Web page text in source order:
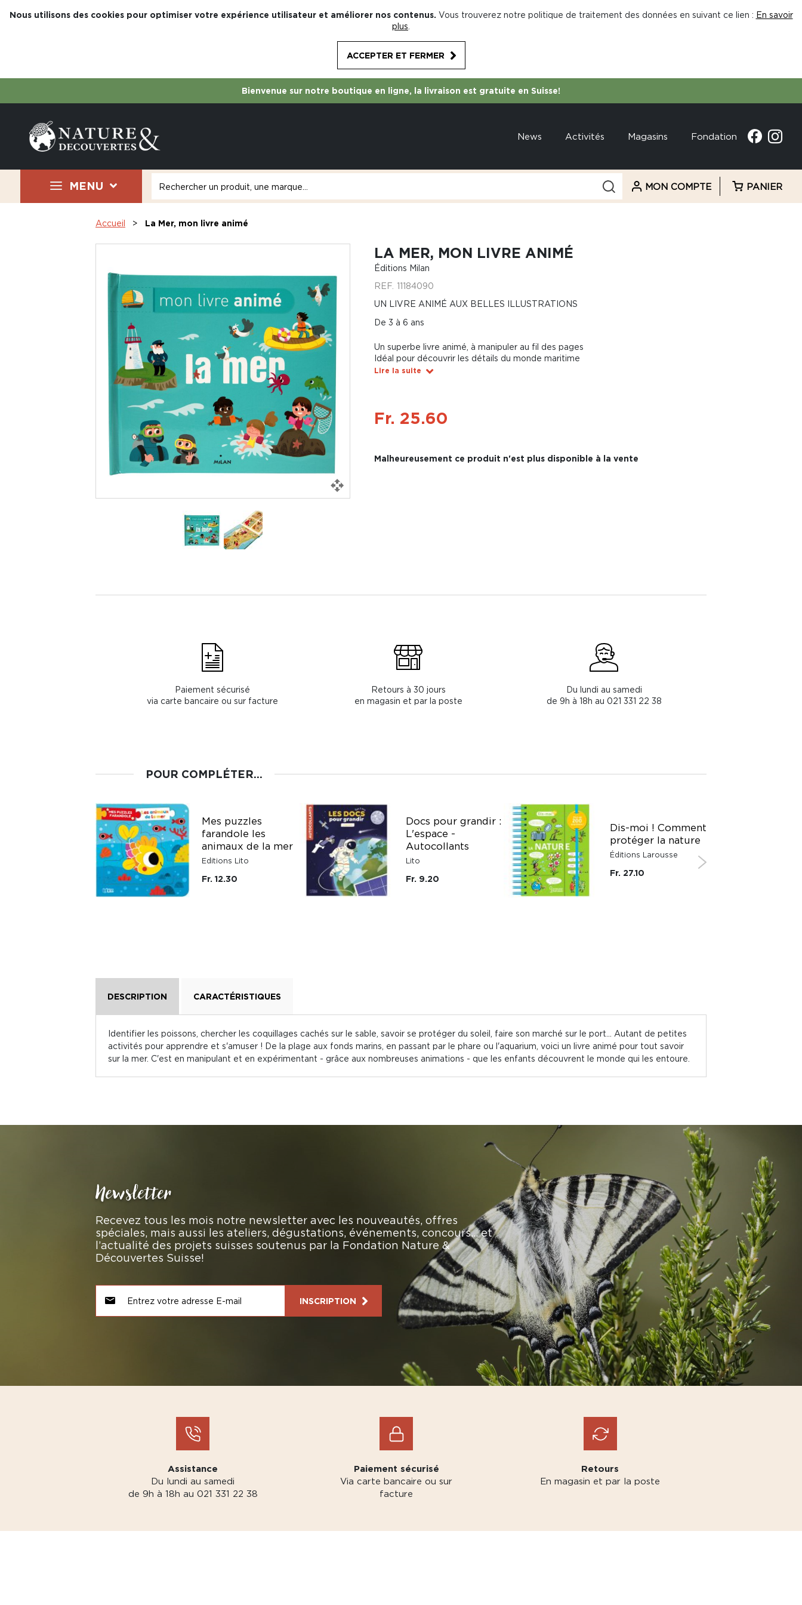
Nous utilisons des cookies pour optimiser votre expérience utilisateur et améliorer nos contenus. Vous trouverez notre politique de traitement des données en suivant ce lien : En savoir
plus
ACCEPTER ET FERMER
Bienvenue sur notre boutique en ligne, la livraison est gratuite en Suisse!
News Activités Magasins Fondation
MENU MON COMPTE PANIER
Accueil La Mer, mon livre animé
LA MER, MON LIVRE ANIMÉ
Éditions Milan
REF. 11184090
UN LIVRE ANIMÉ AUX BELLES ILLUSTRATIONS
De 3 à 6 ans
Un superbe livre animé, à manipuler au fil des pages
Idéal pour découvrir les détails du monde maritime
Lire la suite
Fr. 25.60
Malheureusement ce produit n'est plus disponible à la vente
Paiement sécurisé
via carte bancaire ou sur facture
Retours à 30 jours
en magasin et par la poste
Du lundi au samedi
de 9h à 18h au 021 331 22 38
POUR COMPLÉTER...
Mes puzzles
farandole les
animaux de la mer
Editions Lito
Fr. 12.30
Docs pour grandir :
L'espace -
Autocollants
Lito
Fr. 9.20
Dis-moi ! Comment
protéger la nature
Éditions Larousse
Fr. 27.10
DESCRIPTION CARACTÉRISTIQUES
Identifier les poissons, chercher les coquillages cachés sur le sable, savoir se protéger du soleil, faire son marché sur le port... Autant de petites
activités pour apprendre et s'amuser ! De la plage aux fonds marins, en passant par le phare ou l'aquarium, voici un livre animé pour tout savoir
sur la mer. C'est en manipulant et en expérimentant - grâce aux nombreuses animations - que les enfants découvrent le monde qui les entoure.
Newsletter
Recevez tous les mois notre newsletter avec les nouveautés, offres
spéciales, mais aussi les ateliers, dégustations, événements, concours… et
l’actualité des projets suisses soutenus par la Fondation Nature &
Découvertes Suisse!
INSCRIPTION
Assistance
Du lundi au samedi
de 9h à 18h au 021 331 22 38
Paiement sécurisé
Via carte bancaire ou sur
facture
Retours
En magasin et par la poste